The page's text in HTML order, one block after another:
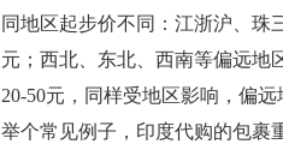
同地区起步价不同：江浙沪、珠
元；西北、东北、西南等偏远地
20-50元，同样受地区影响，偏
举个常见例子，印度代购的包裹